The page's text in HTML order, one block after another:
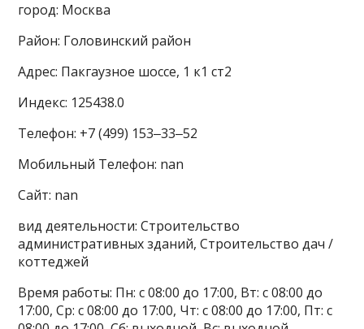
город: Москва
Район: Головинский район
Адрес: Пакгаузное шоссе, 1 к1 ст2
Индекс: 125438.0
Телефон: +7 (499) 153‒33‒52
Мобильный Телефон: nan
Сайт: nan
вид деятельности: Строительство
административных зданий, Строительство дач /
коттеджей
Время работы: Пн: с 08:00 до 17:00, Вт: с 08:00 до
17:00, Ср: с 08:00 до 17:00, Чт: с 08:00 до 17:00, Пт: с